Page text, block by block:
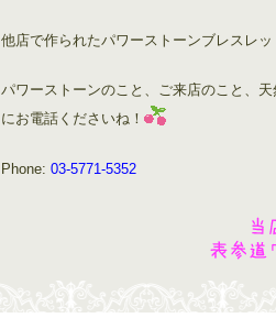
他店で作られたパワーストーンブレスレ
パワーストーンのこと、ご来店のこと、
にお電話くださいね！
Phone: 03-5771-5352